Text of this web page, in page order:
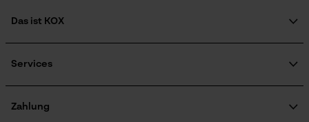
Nein
Farbe
Das ist KOX
Karriere
KOX Harvester
Services
KOX Katalog
Zahlung